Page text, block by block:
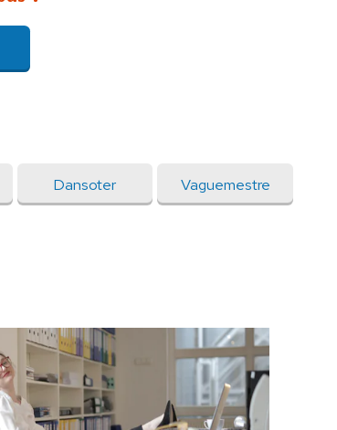
Dansoter Vaguemestre